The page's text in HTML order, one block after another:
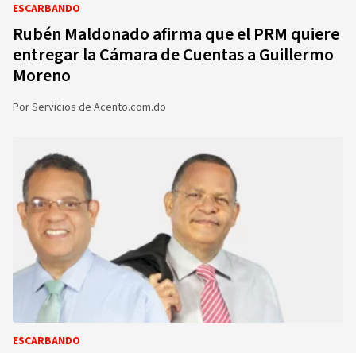
ESCARBANDO
Rubén Maldonado afirma que el PRM quiere
entregar la Cámara de Cuentas a Guillermo
Moreno
PorServicios de Acento.com.do
ESCARBANDO